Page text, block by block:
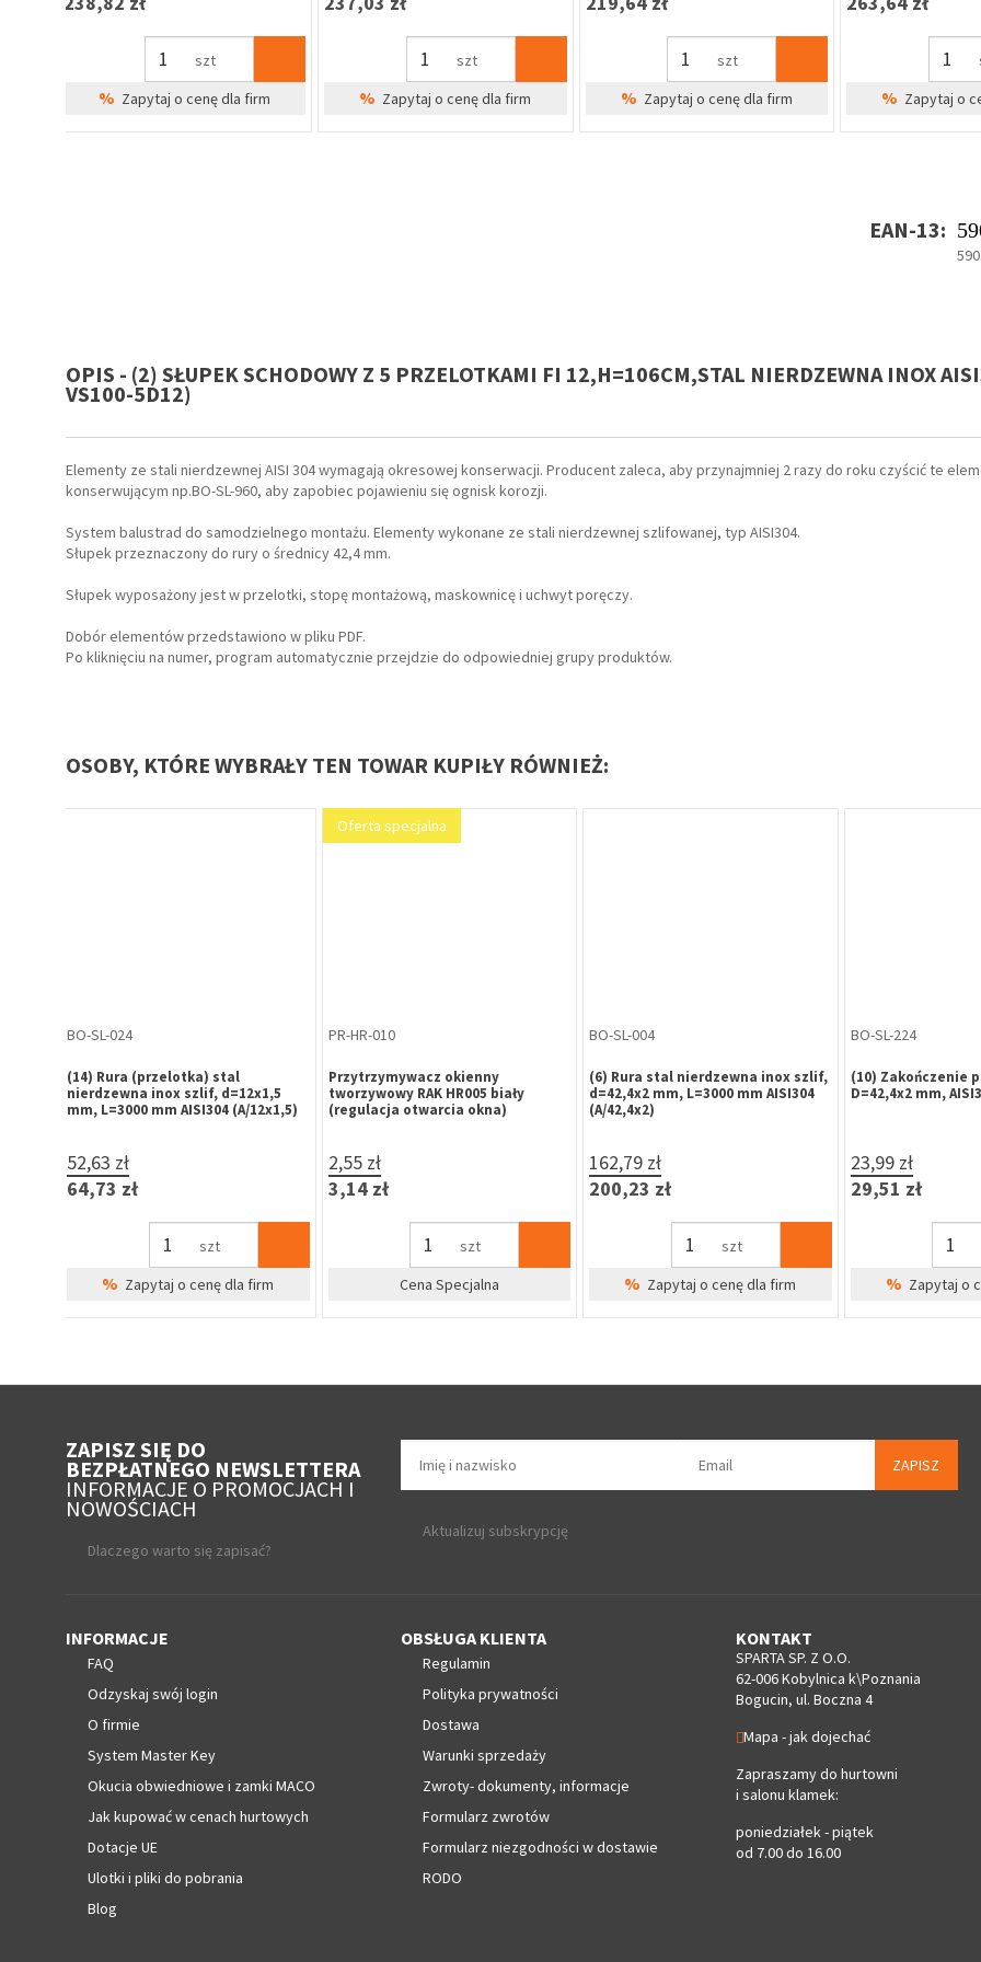
szt
%Zapytaj o cenę dla firm
szt
%Zapytaj o cenę dla firm
szt
%Zapytaj o cenę dla firm %Zapytaj o
EAN-13:
OPIS - (2) SŁUPEK SCHODOWY Z 5 PRZELOTKAMI FI 12,H=106CM,STAL NIERDZEWNA INOX
VS100-5D12)
Elementy ze stali nierdzewnej AISI 304 wymagają okresowej konserwacji. Producent zaleca, aby przynajmniej 2 razy do roku czyścić te
konserwującym np.BO-SL-960, aby zapobiec pojawieniu się ognisk korozji.
System balustrad do samodzielnego montażu. Elementy wykonane ze stali nierdzewnej szlifowanej, typ AISI304.
Słupek przeznaczony do rury o średnicy 42,4 mm.
Słupek wyposażony jest w przelotki, stopę montażową, maskownicę i uchwyt poręczy.
Dobór elementów przedstawiono w pliku PDF.
Po kliknięciu na numer, program automatycznie przejdzie do odpowiedniej grupy produktów.
OSOBY, KTÓRE WYBRAŁY TEN TOWAR KUPIŁY RÓWNIEŻ:
BO-SL-050
(3) Słupek boczny schodowy z 5
przelotkami fi 12,h=106cm,stal
nierdzewna AISI304 (A-BS100-5D12)
214,34 zł
263,64 zł
szt
% Zapytaj o cenę dla firm
BO-SL-304
(22) Mocowanie pochwytu końcowe
ścienne na rurę D=42,4x2 mm,
AISI304 (A/0505-042-B)
20,37 zł
25,06 zł
szt
Zapytaj o cenę dla firm
BO-SL-221
(20) Uchwyt końcowy lewy dla rury
D=12x1.5, AISI304
6,38 zł
7,85 zł
szt
% Zapytaj o cenę dla firm
BO-SL-505
(24) Rozeta
rurę d=12 mm ,
4,66 zł
5,73 zł
% Zapytaj o
ZAPISZ SIĘ DO
BEZPŁATNEGO NEWSLETTERA
INFORMACJE O PROMOCJACH I
NOWOŚCIACH
Dlaczego warto się zapisać?
ZAPISZ
Aktualizuj subskrypcję
INFORMACJE
FAQ
Odzyskaj swój login
O firmie
System Master Key
Okucia obwiedniowe i zamki MACO
Jak kupować w cenach hurtowych
Dotacje UE
Ulotki i pliki do pobrania
Blog
OBSŁUGA KLIENTA
Regulamin
Polityka prywatności
Dostawa
Warunki sprzedaży
Zwroty- dokumenty, informacje
Formularz zwrotów
Formularz niezgodności w dostawie
RODO
KONTAKT
SPARTA SP. Z O.O.
62-006 Kobylnica k\Poznania
Bogucin, ul. Boczna 4
Mapa - jak dojechać
Zapraszamy do hurtowni
i salonu klamek:
poniedziałek - piątek
od 7.00 do 16.00